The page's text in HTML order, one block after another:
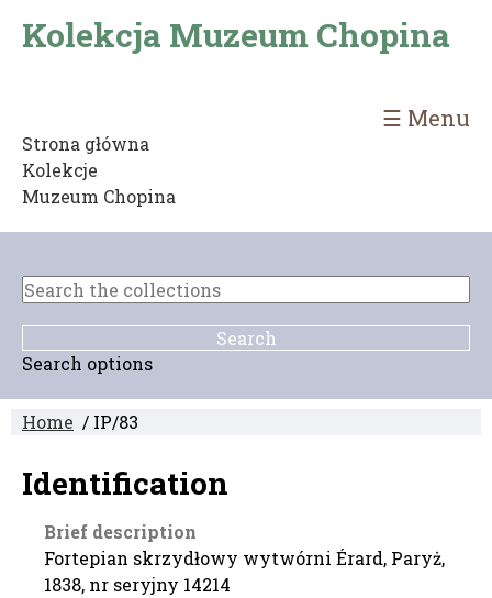
Kolekcja Muzeum Chopina
☰ Menu
Strona główna
Kolekcje
Muzeum Chopina
Search options
Home / IP/83
Identification
Brief description
Fortepian skrzydłowy wytwórni Érard, Paryż,
1838, nr seryjny 14214